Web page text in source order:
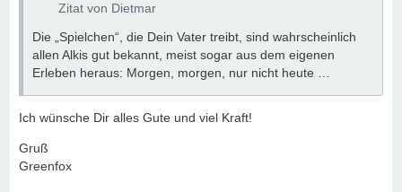
Zitat von Dietmar
Die „Spielchen“, die Dein Vater treibt, sind wahrscheinlich
allen Alkis gut bekannt, meist sogar aus dem eigenen
Erleben heraus: Morgen, morgen, nur nicht heute …
Ich wünsche Dir alles Gute und viel Kraft!
Gruß
Greenfox